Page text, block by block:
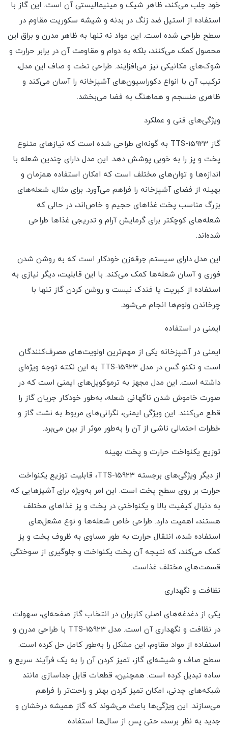
خود جلب می‌کند، ظاهر شیک و مینیمالیستی آن است. این گاز با
استفاده از استیل ضد زنگ در بدنه و شیشه سکوریت مقاوم در
سطح طراحی شده است. این مواد نه تنها به ظاهر مدرن و براق این
محصول کمک می‌کنند، بلکه به دوام و مقاومت آن در برابر حرارت و
شوک‌های مکانیکی نیز می‌افزایند. طراحی تخت و صاف این مدل،
ترکیب آن با انواع دکوراسیون‌های آشپزخانه را آسان می‌کند و
ظاهری منسجم و هماهنگ به فضا می‌بخشد.
ویژگی‌های فنی و عملکرد
گاز TTS-15923 به گونه‌ای طراحی شده است که نیازهای متنوع
پخت و پز را به خوبی پوشش دهد. این مدل دارای چندین شعله با
اندازه‌ها و توان‌های مختلف است که امکان استفاده همزمان و
بهینه از فضای آشپزخانه را فراهم می‌آورد. برای مثال، شعله‌های
بزرگ مناسب پخت غذاهای حجیم و خاص‌اند، در حالی که
شعله‌های کوچکتر برای گرمایش آرام و تدریجی غذاها طراحی
شده‌اند.
این مدل دارای سیستم جرقه‌زن خودکار است که به روشن شدن
فوری و آسان شعله‌ها کمک می‌کند. با این قابلیت، دیگر نیازی به
استفاده از کبریت یا فندک نیست و روشن کردن گاز تنها با
چرخاندن ولوم‌ها انجام می‌شود.
ایمنی در استفاده
ایمنی در آشپزخانه یکی از مهم‌ترین اولویت‌های مصرف‌کنندگان
است و تکنو گس در مدل TTS-15923 به این نکته توجه ویژه‌ای
داشته است. این مدل مجهز به ترموکوپل‌های ایمنی است که در
صورت خاموش شدن ناگهانی شعله، به‌طور خودکار جریان گاز را
قطع می‌کنند. این ویژگی ایمنی، نگرانی‌های مربوط به نشت گاز و
خطرات احتمالی ناشی از آن را به‌طور موثر از بین می‌برد.
توزیع یکنواخت حرارت و پخت بهینه
از دیگر ویژگی‌های برجسته TTS-15923، قابلیت توزیع یکنواخت
حرارت بر روی سطح پخت است. این امر به‌ویژه برای آشپزهایی که
به دنبال کیفیت بالا و یکنواختی در پخت و پز غذاهای مختلف
هستند، اهمیت دارد. طراحی خاص شعله‌ها و نوع مشعل‌های
استفاده شده، انتقال حرارت به طور مساوی به ظروف پخت و پز
کمک می‌کند، که نتیجه آن پخت یکنواخت و جلوگیری از سوختگی
قسمت‌های مختلف غذاست.
نظافت و نگهداری
یکی از دغدغه‌های اصلی کاربران در انتخاب گاز صفحه‌ای، سهولت
در نظافت و نگهداری آن است. مدل TTS-15923 با طراحی مدرن و
استفاده از مواد مقاوم، این مشکل را به‌طور کامل حل کرده است.
سطح صاف و شیشه‌ای گاز، تمیز کردن آن را به یک فرآیند سریع و
ساده تبدیل کرده است. همچنین، قطعات قابل جداسازی مانند
شبکه‌های چدنی، امکان تمیز کردن بهتر و راحت‌تر را فراهم
می‌سازند. این ویژگی‌ها باعث می‌شوند که گاز همیشه درخشان و
جدید به نظر برسد، حتی پس از سال‌ها استفاده.